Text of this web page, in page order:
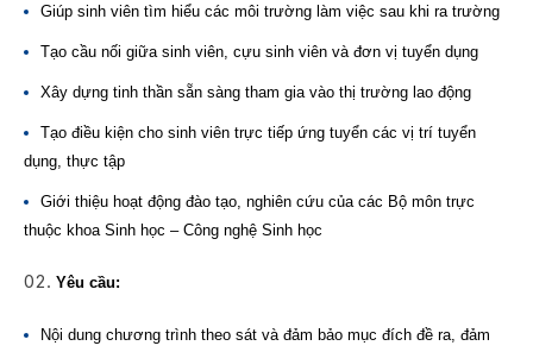
Giúp sinh viên tìm hiểu các môi trường làm việc sau khi ra trường
Tạo cầu nối giữa sinh viên, cựu sinh viên và đơn vị tuyển dụng
Xây dựng tinh thần sẵn sàng tham gia vào thị trường lao động
Tạo điều kiện cho sinh viên trực tiếp ứng tuyển các vị trí tuyển
dụng, thực tập
Giới thiệu hoạt động đào tạo, nghiên cứu của các Bộ môn trực
thuộc khoa Sinh học – Công nghệ Sinh học
Yêu cầu:
Nội dung chương trình theo sát và đảm bảo mục đích đề ra, đảm